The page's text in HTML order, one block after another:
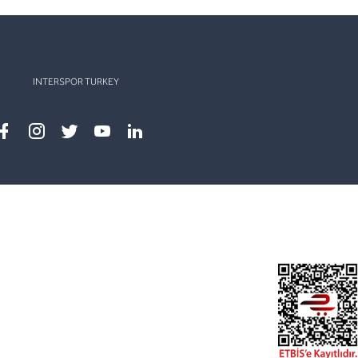
INTERSPOR TURKEY